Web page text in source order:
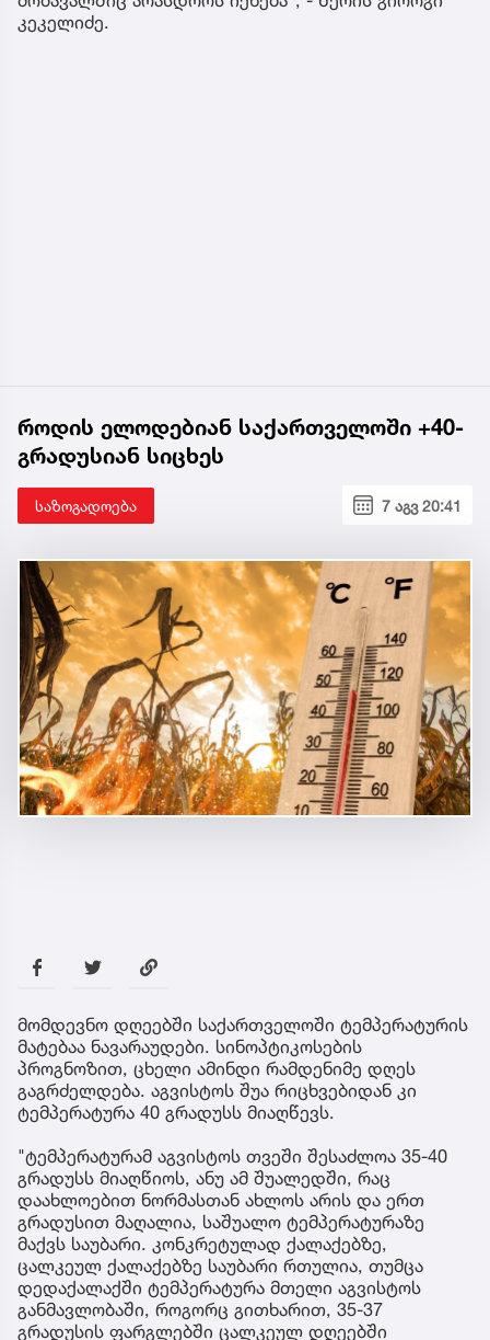
კეკელიძე.
როდის ელოდებიან საქართველოში +40-
გრადუსიან სიცხეს
საზოგადოება 7 აგვ 20:41
მომდევნო დღეებში საქართველოში ტემპერატურის
მატებაა ნავარაუდები. სინოპტიკოსების
პროგნოზით, ცხელი ამინდი რამდენიმე დღეს
გაგრძელდება. აგვისტოს შუა რიცხვებიდან კი
ტემპერატურა 40 გრადუსს მიაღწევს.
"ტემპერატურამ აგვისტოს თვეში შესაძლოა 35-40
გრადუსს მიაღწიოს, ანუ ამ შუალედში, რაც
დაახლოებით ნორმასთან ახლოს არის და ერთ
გრადუსით მაღალია, საშუალო ტემპერატურაზე
მაქვს საუბარი. კონკრეტულად ქალაქებზე,
ცალკეულ ქალაქებზე საუბარი რთულია, თუმცა
დედაქალაქში ტემპერატურა მთელი აგვისტოს
განმავლობაში, როგორც გითხარით, 35-37
გრადუსის ფარგლებში ცალკეულ დღეებში